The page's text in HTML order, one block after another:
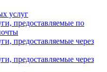
услуг
предоставляемые по
предоставляемые через
предоставляемые через